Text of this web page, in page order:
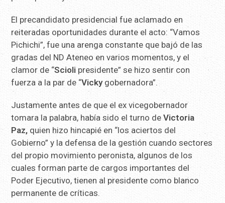
El precandidato presidencial fue aclamado en
reiteradas oportunidades durante el acto: “Vamos
Pichichi”, fue una arenga constante que bajó de las
gradas del ND Ateneo en varios momentos, y el
clamor de “Scioli presidente” se hizo sentir con
fuerza a la par de “Vickygobernadora”.
Justamente antes de que el ex vicegobernador
tomara la palabra, había sido el turno deVictoria
Paz, quien hizo hincapié en “los aciertos del
Gobierno” y la defensa de la gestión cuando sectores
del propio movimiento peronista, algunos de los
cuales forman parte de cargos importantes del
Poder Ejecutivo, tienen al presidente como blanco
permanente de críticas.